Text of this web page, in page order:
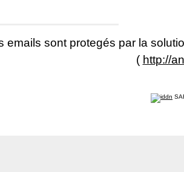
emails sont protegés par la
( http://